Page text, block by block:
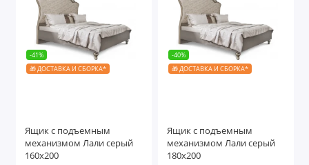
-41%
🎁 ДОСТАВКА И СБОРКА*
Ящик с подъемным
механизмом Лали серый
160х200
-40%
🎁 ДОСТАВКА И СБОРКА*
Ящик с подъемным
механизмом Лали серый
180х200